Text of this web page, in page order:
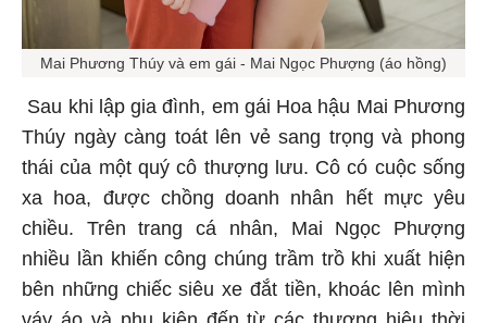
Mai Phương Thúy và em gái - Mai Ngọc Phượng (áo hồng)
Sau khi lập gia đình, em gái Hoa hậu Mai Phương
Thúy ngày càng toát lên vẻ sang trọng và phong
thái của một quý cô thượng lưu. Cô có cuộc sống
xa hoa, được chồng doanh nhân hết mực yêu
chiều. Trên trang cá nhân, Mai Ngọc Phượng
nhiều lần khiến công chúng trầm trồ khi xuất hiện
bên những chiếc siêu xe đắt tiền, khoác lên mình
váy áo và phụ kiện đến từ các thương hiệu thời